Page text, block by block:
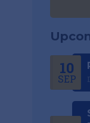
10
SEP